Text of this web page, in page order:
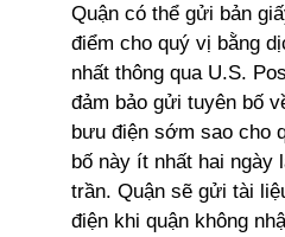
Quận có thể gửi bản
điểm cho quý vị bằng
nhất thông qua U.S.
đảm bảo gửi tuyên bố
bưu điện sớm sao cho
bố này ít nhất hai ngày
trần. Quận sẽ gửi tài
điện khi quận không